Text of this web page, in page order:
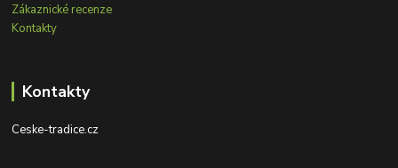
Zákaznické recenze
Kontakty
Kontakty
Ceske-tradice.cz